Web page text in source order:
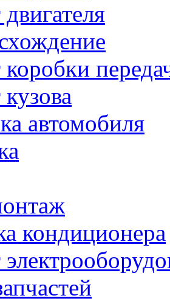
автомобиля
кондиционера